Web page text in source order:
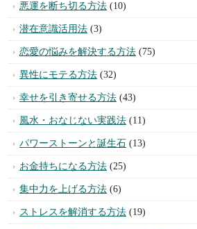
悪運を断ち切る方法 (10)
潜在意識活用法 (3)
恋愛の悩みを解決する方法 (75)
異性にモテる方法 (32)
幸せを引き寄せる方法 (43)
風水・おなじない実践法 (11)
パワーストーンと誕生石 (13)
お金持ちになる方法 (25)
集中力を上げる方法 (6)
ストレスを解消する方法 (19)